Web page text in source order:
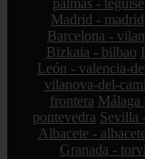
palmas - teguise
Madrid - madrid
Barcelona -
Bizkaia - bilbao
León - valencia-
vilanova-del-
frontera Málaga
pontevedra Sevilla
Albacete - albacete
Granada -